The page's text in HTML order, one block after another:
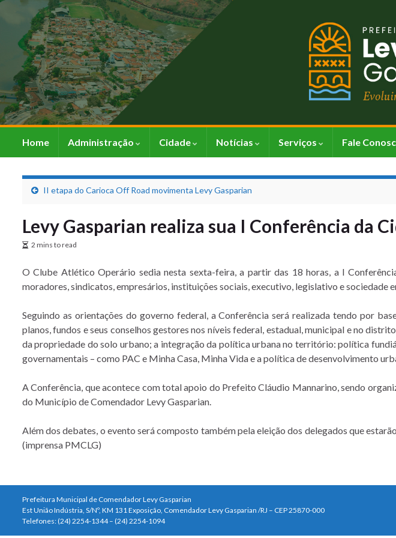
Home Administração Cidade Notícias Serviços Fale
II etapa do Carioca Off Road movimenta Levy Gasparian
Levy Gasparian realiza sua I Conferência da
2 mins to read
O Clube Atlético Operário sedia nesta sexta-feira, a partir das 18 horas, a I
moradores, sindicatos, empresários, instituições sociais, executivo, legislativo e sociedade
Seguindo as orientações do governo federal, a Conferência será realizada tendo por
planos, fundos e seus conselhos gestores nos níveis federal, estadual, municipal e no
da propriedade do solo urbano; a integração da política urbana no território: política
governamentais – como PAC e Minha Casa, Minha Vida e a política de desenvolvimento
A Conferência, que acontece com total apoio do Prefeito Cláudio Mannarino, sendo
do Município de Comendador Levy Gasparian.
Além dos debates, o evento será composto também pela eleição dos delegados que
(imprensa PMCLG)
Prefeitura Municipal de Comendador Levy Gasparian
Est União Indústria, S/Nº, KM 131 Exposição, Comendador Levy Gasparian /RJ – CEP 25870-000
Telefones: (24) 2254-1344 – (24) 2254-1094